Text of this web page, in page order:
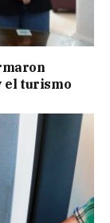
el turismo